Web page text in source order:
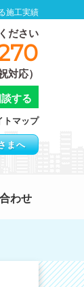
施工実績
ださい
対応）
する
トマップ
まへ
わせ